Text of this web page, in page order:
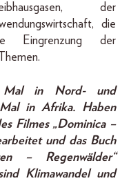
der
die
Eingrenzung der
Mal in Nord- und
in Afrika. Haben
Filmes „Dominica –
und das Buch
– Regenwälder“
Klimawandel und